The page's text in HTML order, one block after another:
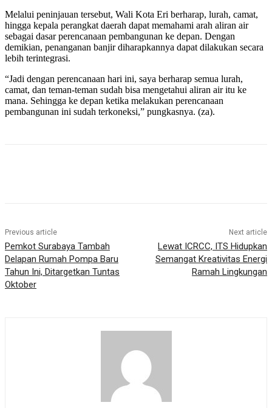
Melalui peninjauan tersebut, Wali Kota Eri berharap, lurah, camat,
hingga kepala perangkat daerah dapat memahami arah aliran air
sebagai dasar perencanaan pembangunan ke depan. Dengan
demikian, penanganan banjir diharapkannya dapat dilakukan secara
lebih terintegrasi.
“Jadi dengan perencanaan hari ini, saya berharap semua lurah,
camat, dan teman-teman sudah bisa mengetahui aliran air itu ke
mana. Sehingga ke depan ketika melakukan perencanaan
pembangunan ini sudah terkoneksi,” pungkasnya. (za).
Previous article
Pemkot Surabaya Tambah
Delapan Rumah Pompa Baru
Tahun Ini, Ditargetkan Tuntas
Oktober
Next article
Lewat ICRCC, ITS Hidupkan
Semangat Kreativitas Energi
Ramah Lingkungan